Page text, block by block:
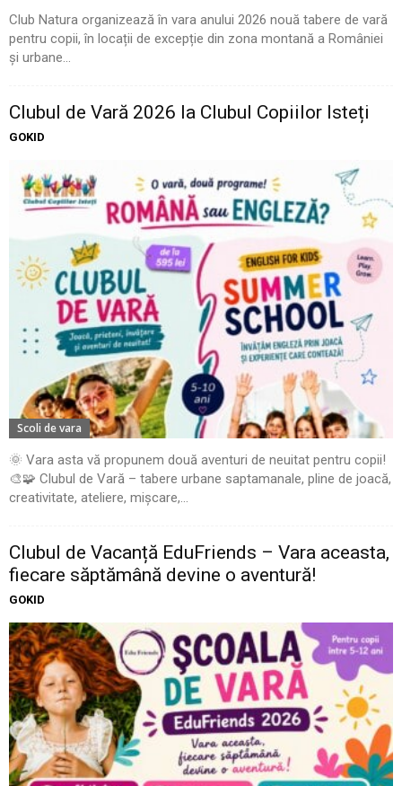
Club Natura organizează în vara anului 2026 nouă tabere de vară
pentru copii, în locații de excepție din zona montană a României
și urbane...
Clubul de Vară 2026 la Clubul Copiilor Isteți
GOKID
Scoli de vara
🌞 Vara asta vă propunem două aventuri de neuitat pentru copii!
🎨🧩 Clubul de Vară – tabere urbane saptamanale, pline de joacă,
creativitate, ateliere, mișcare,...
Clubul de Vacanță EduFriends – Vara aceasta,
fiecare săptămână devine o aventură!
GOKID